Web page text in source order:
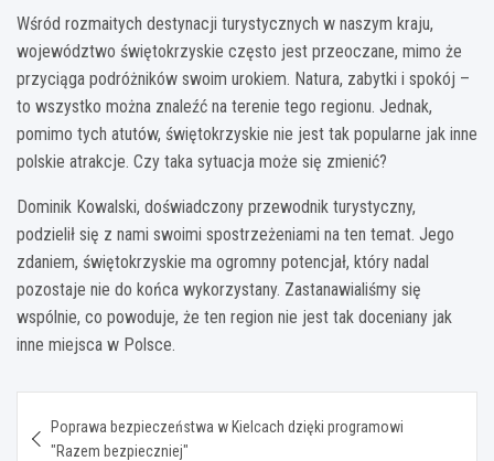
Wśród rozmaitych destynacji turystycznych w naszym kraju,
województwo świętokrzyskie często jest przeoczane, mimo że
przyciąga podróżników swoim urokiem. Natura, zabytki i spokój –
to wszystko można znaleźć na terenie tego regionu. Jednak,
pomimo tych atutów, świętokrzyskie nie jest tak popularne jak inne
polskie atrakcje. Czy taka sytuacja może się zmienić?
Dominik Kowalski, doświadczony przewodnik turystyczny,
podzielił się z nami swoimi spostrzeżeniami na ten temat. Jego
zdaniem, świętokrzyskie ma ogromny potencjał, który nadal
pozostaje nie do końca wykorzystany. Zastanawialiśmy się
wspólnie, co powoduje, że ten region nie jest tak doceniany jak
inne miejsca w Polsce.
wpisu
Poprawa bezpieczeństwa w Kielcach dzięki programowi
"Razem bezpieczniej"